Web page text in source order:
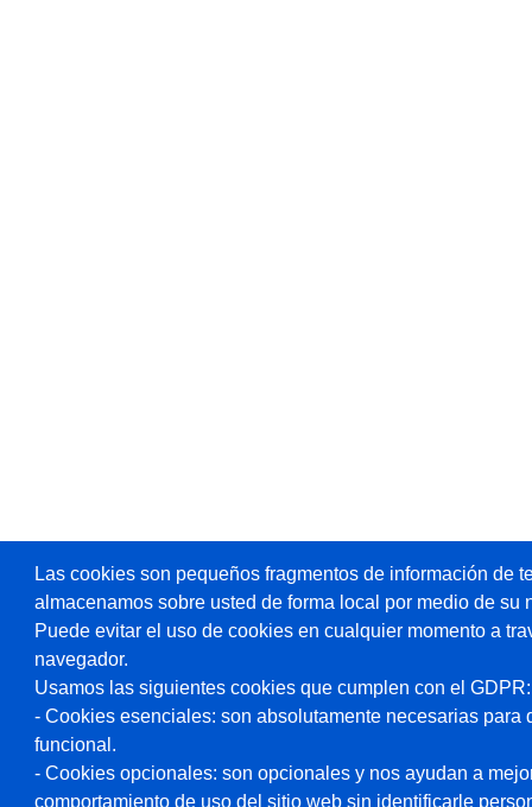
Las cookies son pequeños fragmentos de información de
almacenamos sobre usted de forma local por medio de su
Puede evitar el uso de cookies en cualquier momento a
navegador.
Usamos las siguientes cookies que cumplen con el GDPR:
- Cookies esenciales: son absolutamente necesarias para
funcional.
- Cookies opcionales: son opcionales y nos ayudan a
comportamiento de uso del sitio web sin identificarle